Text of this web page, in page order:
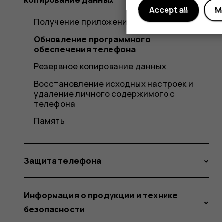
Получение приложений из Google Play
Обновление программного
обеспечения телефона
Резервное копирование данных
Восстановление исходных настроек и
удаление личного содержимого с
телефона
Память
Защита телефона
Информация о продукции и технике
безопасности
Accept all